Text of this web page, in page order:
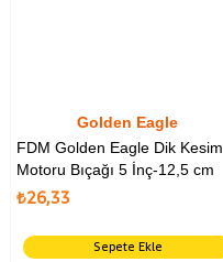
Golden Eagle
FDM Golden Eagle Dik Kesim
Motoru Bıçağı 5 İnç-12,5 cm
₺26,33
Sepete Ekle